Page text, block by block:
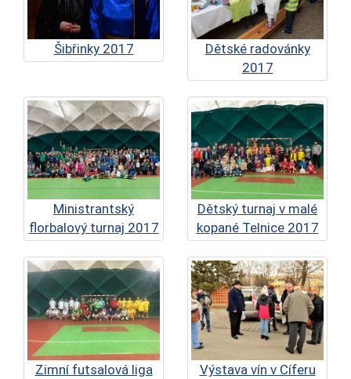
Šibřinky 2017
Dětské radovánky
2017
Ministrantský
florbalový turnaj 2017
Dětský turnaj v malé
kopané Telnice 2017
Zimní futsalová liga
Výstava vín v Cíferu